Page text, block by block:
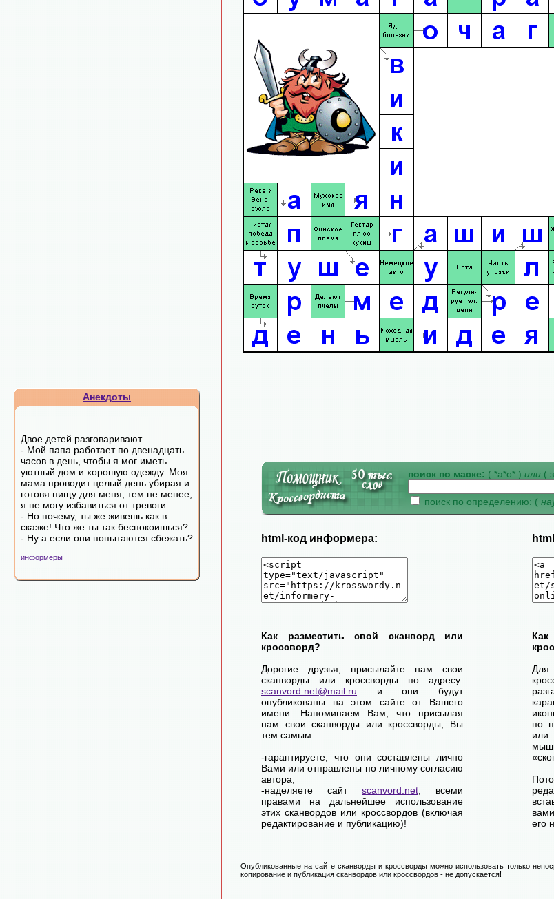
Анекдоты
Двое детей разговаривают.
- Мой папа работает по двенадцать
часов в день, чтобы я мог иметь
уютный дом и хорошую одежду. Моя
мама проводит целый день убирая и
готовя пищу для меня, тем не менее,
я не могу избавиться от тревоги.
- Но почему, ты же живешь как в
сказке! Что же ты так беспокоишься?
- Ну а если они попытаются сбежать?
информеры
поиск по маске: ( *а*о* ) или (
поиск по определению: (
html-код информера:
Как разместить свой сканворд или
кроссворд?
Дорогие друзья, присылайте нам свои
сканворды или кроссворды по адресу:
scanvord.net@mail.ru и они будут
опубликованы на этом сайте от Вашего
имени. Напоминаем Вам, что присылая
нам свои сканворды или кроссворды, Вы
тем самым:
-гарантируете, что они составлены лично
Вами или отправлены по личному согласию
автора;
-наделяете сайт scanvord.net , всеми
правами на дальнейшее использование
этих сканвордов или кроссвордов (включая
редактирование и публикацию)!
Для
по
или
его
Опубликованные на сайте сканворды и кроссворды можно использовать только
копирование и публикация сканвордов или кроссвордов - не допускается!